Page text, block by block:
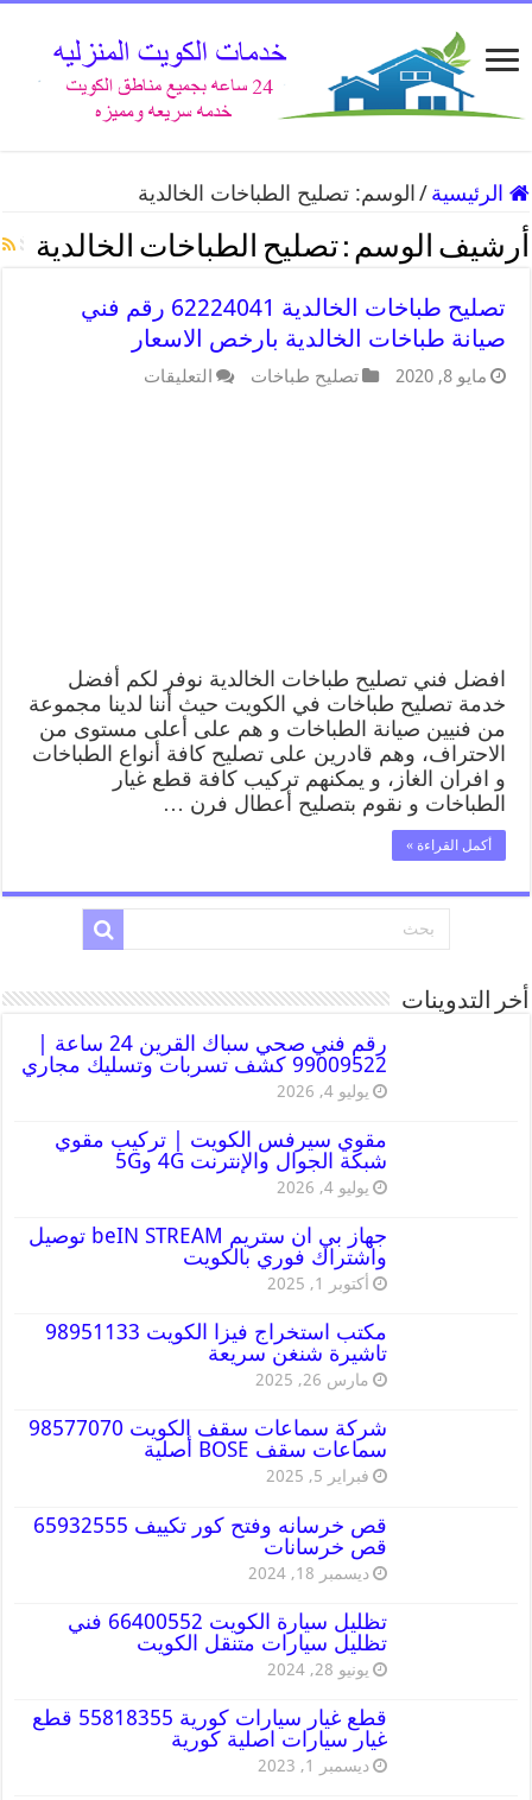
الرئيسية / الوسم:تصليح الطباخات الخالدية
أرشيف الوسم :تصليح الطباخات الخالدية
تصليح طباخات الخالدية 62224041 رقم فني
صيانة طباخات الخالدية بارخص الاسعار
مايو 8, 2020 تصليح طباخات التعليقات
افضل فني تصليح طباخات الخالدية نوفر لكم أفضل
خدمة تصليح طباخات في الكويت حيث أننا لدينا مجموعة
من فنيين صيانة الطباخات و هم على أعلى مستوى من
الاحتراف، وهم قادرين على تصليح كافة أنواع الطباخات
و افران الغاز، و يمكنهم تركيب كافة قطع غيار
الطباخات و نقوم بتصليح أعطال فرن …
أكمل القراءة »
أخر التدوينات
رقم فني صحي سباك القرين 24 ساعة |
99009522 كشف تسربات وتسليك مجاري
يوليو 4, 2026
مقوي سيرفس الكويت | تركيب مقوي
شبكة الجوال والإنترنت 4G و5G
يوليو 4, 2026
جهاز بي ان ستريم beIN STREAM توصيل
واشتراك فوري بالكويت
أكتوبر 1, 2025
مكتب استخراج فيزا الكويت 98951133
تاشيرة شنغن سريعة
مارس 26, 2025
شركة سماعات سقف الكويت 98577070
سماعات سقف BOSE أصلية
فبراير 5, 2025
قص خرسانه وفتح كور تكييف 65932555
قص خرسانات
ديسمبر 18, 2024
تظليل سيارة الكويت 66400552 فني
تظليل سيارات متنقل الكويت
يونيو 28, 2024
قطع غيار سيارات كورية 55818355 قطع
غيار سيارات اصلية كورية
ديسمبر 1, 2023